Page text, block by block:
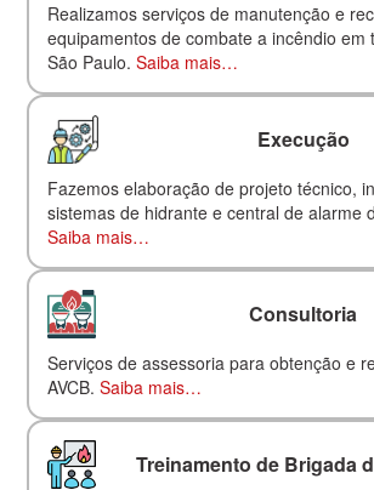
Realizamos serviços de manutenção e
equipamentos de combate a incêndio em
São Paulo.Saiba mais…
Execução
Fazemos elaboração de projeto técnico,
sistemas de hidrante e central de alarme
Saiba mais…
Consultoria
Serviços de assessoria para obtenção e
AVCB.Saiba mais…
Treinamento de Brigada